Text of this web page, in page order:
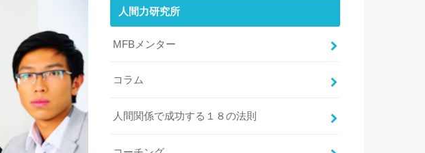
人間力研究所
MFBメンター
コラム
人間関係で成功する１８の法則